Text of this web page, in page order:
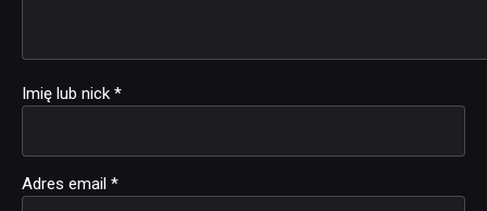
Imię lub nick *
Adres email *